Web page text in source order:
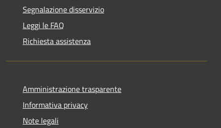
Segnalazione disservizio
Leggi le FAQ
Richiesta assistenza
Amministrazione trasparente
Informativa privacy
Note legali